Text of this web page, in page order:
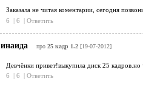
Заказала не читая коментарии, сегодня
6
| 6 | Ответить
про 25 кадр 1.2[19-07-2012]
Девчёнки привет!выкупила диск 25
6
| 6 | Ответить